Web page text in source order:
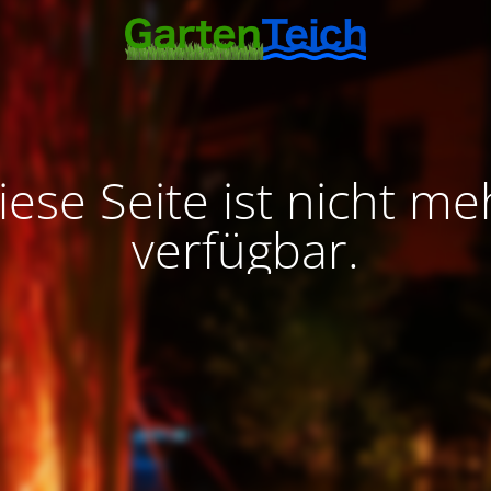
Seite ist nicht
verfügbar.